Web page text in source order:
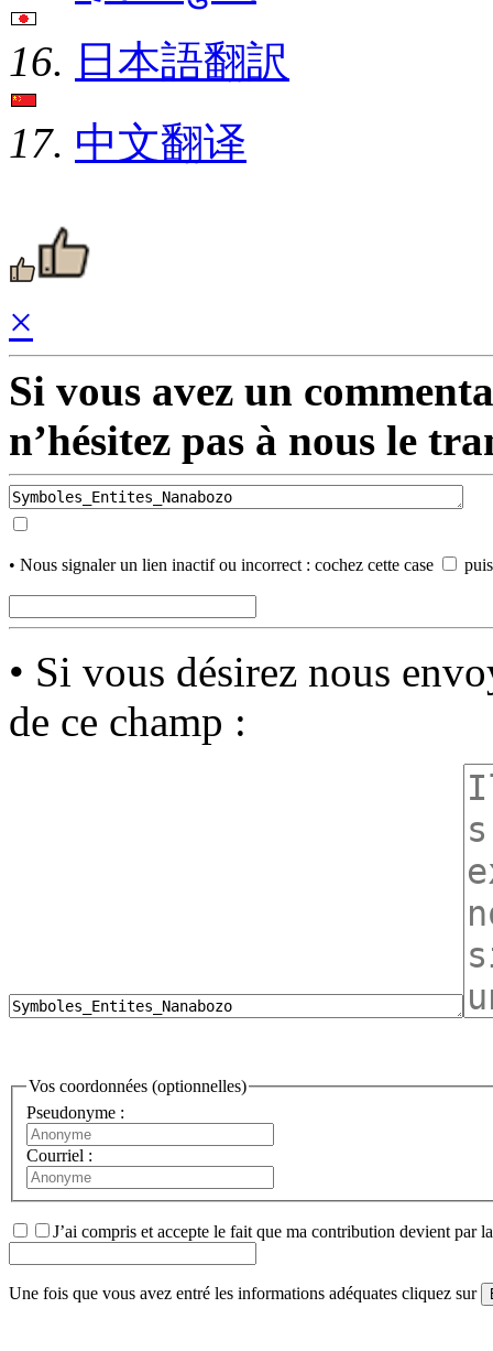
16. 日本語翻訳
17. 中文翻译
×
Si vous avez un
n’hésitez pas à nous le
• Nous signaler un lien inactif ou incorrect : cochez cette case
• Si vous désirez nous
de ce champ :
Vos coordonnées (optionnelles)
Pseudonyme :
Courriel :
J’ai compris et accepte le fait que ma contribution devient par
Une fois que vous avez entré les informations adéquates cliquez sur